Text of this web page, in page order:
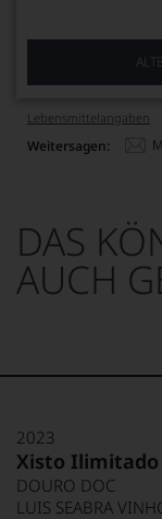
Lebensmittel­angaben
Weitersagen:
DAS
AUCH
2023
Xisto
DOURO DOC
LUIS SEABRA